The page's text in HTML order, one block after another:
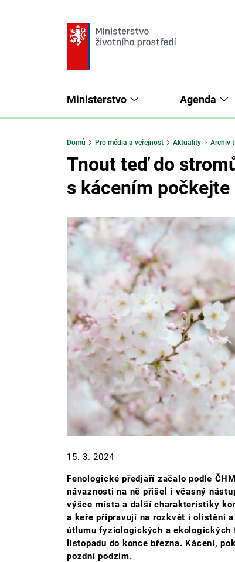
Ministerstvo Agenda
Domů Pro média a veřejnost Aktuality Archiv
Tnout teď do
s kácením
15. 3. 2024
Fenologické předjaří začalo podle
návaznosti na ně přišel i včasný
výšce místa a další charakteristiky
a keře připravují na rozkvět i olistění
útlumu fyziologických a ekologických
listopadu do konce března. Kácení,
pozdní podzim.